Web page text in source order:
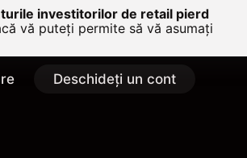
investitorilor de retail pierd
vă puteți permite să vă asumați
Deschideți un cont